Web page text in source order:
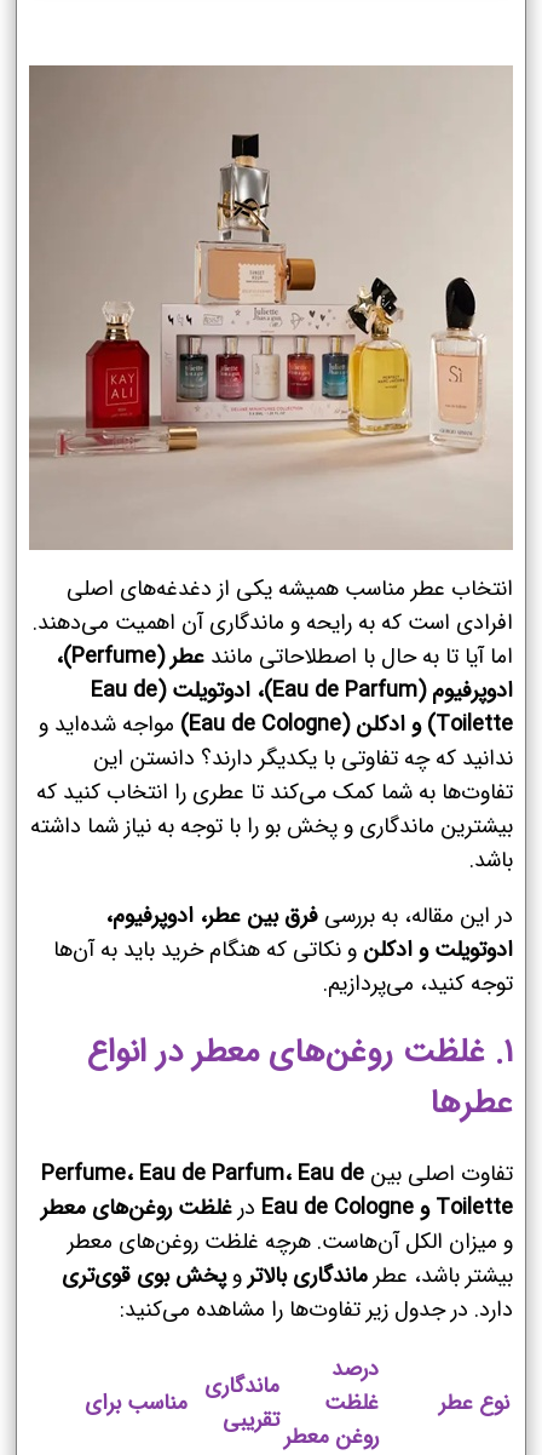
انتخاب عطر مناسب همیشه یکی از دغدغه‌های اصلی
افرادی است که به رایحه و ماندگاری آن اهمیت می‌دهند.
اما آیا تا به حال با اصطلاحاتی مانند
عطر (Perfume)،
ادوپرفیوم (Eau de Parfum)، ادوتویلت (Eau de
Toilette) و ادکلن (Eau de Cologne)
مواجه شده‌اید و
ندانید که چه تفاوتی با یکدیگر دارند؟ دانستن این
تفاوت‌ها به شما کمک می‌کند تا عطری را انتخاب کنید که
بیشترین ماندگاری و پخش بو را با توجه به نیاز شما داشته
باشد.
در این مقاله، به بررسی فرق بین عطر، ادوپرفیوم،
ادوتویلت و ادکلن و نکاتی که هنگام خرید باید به آن‌ها
توجه کنید، می‌پردازیم.
۱. غلظت روغن‌های معطر در انواع
عطرها
تفاوت اصلی بین Perfume، Eau de Parfum، Eau de
Toilette و Eau de Cologne
در غلظت روغن‌های معطر
و میزان الکل آن‌هاست. هرچه غلظت روغن‌های معطر
بیشتر باشد، عطر ماندگاری بالاتروپخش بوی قوی‌تری
دارد. در جدول زیر تفاوت‌ها را مشاهده می‌کنید:
نوع عطر
درصد
غلظت
روغن معطر
ماندگاری
تقریبی
مناسب برای